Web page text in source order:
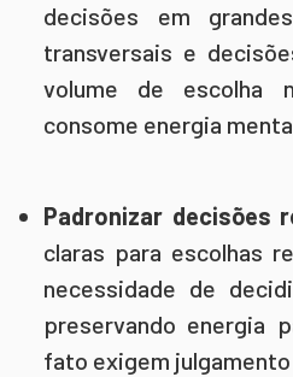
decisões em
transversais e
volume de escolha
consome energia
Padronizar decisões
claras para escolhas
necessidade de
preservando energia
fato exigem